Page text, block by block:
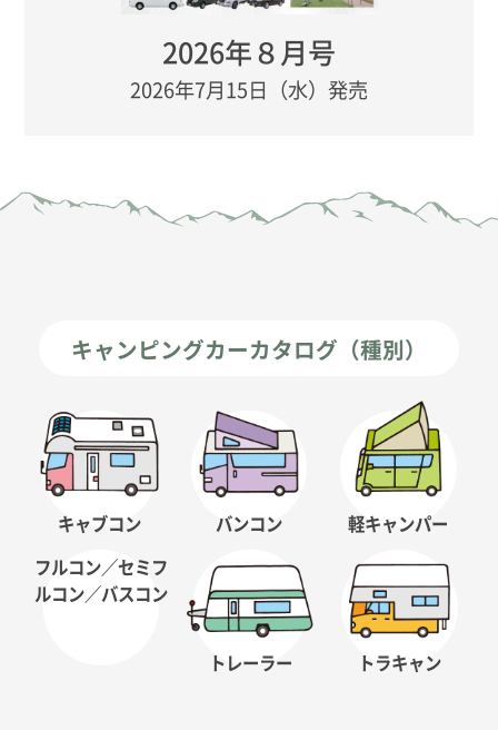
2026年８月号
2026年7月15日（水）発売
キャンピングカーカタログ（種別）
キャブコン バンコン
軽キャンパー
フルコン／セミフ
ルコン／バスコン
トレーラー トラキャン